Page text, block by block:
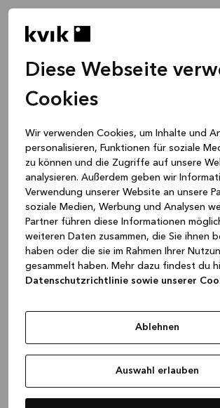
Diese Webseite
Cookies
Wir verwenden Cookies, um Inhalte und
personalisieren, Funktionen für soziale
zu können und die Zugriffe auf unsere
analysieren. Außerdem geben wir
Verwendung unserer Website an unsere
soziale Medien, Werbung und Analysen
Partner führen diese Informationen
weiteren Daten zusammen, die Sie ihnen
haben oder die sie im Rahmen Ihrer
gesammelt haben. Mehr dazu findest du
Datenschutzrichtlinie sowie unserer
Ablehnen
Auswahl erlauben
loadingwww.kvik.de (see the browser
information)